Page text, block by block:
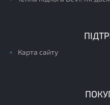
Карта сайту